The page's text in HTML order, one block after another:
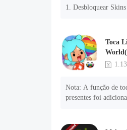
1. Desbloquear Skins
4. Desbloquear
5. Desbloquear Passos
6. Nível
7. Câmera
NOTA: Algumas
não funcionar
Toca
Nota: A função de
presentes foi
menu mod